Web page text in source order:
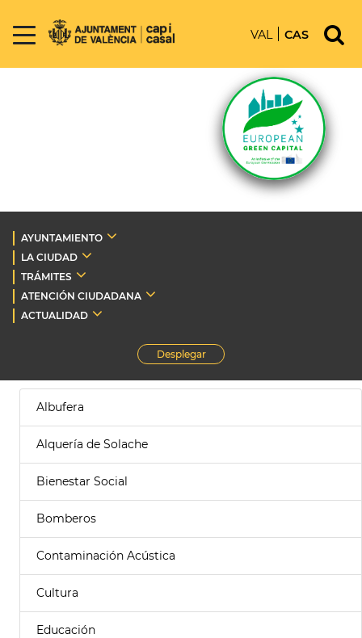
VAL CAS
AYUNTAMIENTO
LA CIUDAD
TRÁMITES
ATENCIÓN CIUDADANA
ACTUALIDAD
Desplegar
Albufera
Alquería de Solache
Bienestar Social
Bomberos
Contaminación Acústica
Cultura
Educación